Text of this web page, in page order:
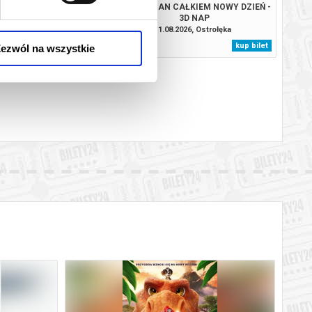
na wszystkie
NOWY DZIEŃ -
2D DUB
Ostrołęka
kup bilet
SPIDER-MAN CAŁKIEM NOWY DZIEŃ -
3D NAP
11.08.2026, Ostrołęka
kup bilet